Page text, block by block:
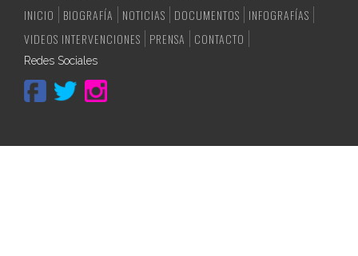
INICIO
BIOGRAFÍA NOTICIAS DOCUMENTOS
INFOGRAFÍAS
VIDEOS INTERVENCIONES
PRENSA CONTACTO
Redes Sociales